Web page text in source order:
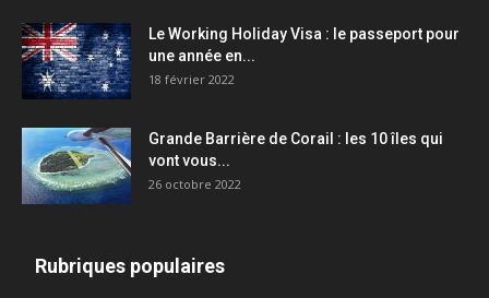
Le Working Holiday Visa : le passeport pour
une année en...
18 février 2022
Grande Barrière de Corail : les 10 îles qui
vont vous...
26 octobre 2022
Rubriques populaires